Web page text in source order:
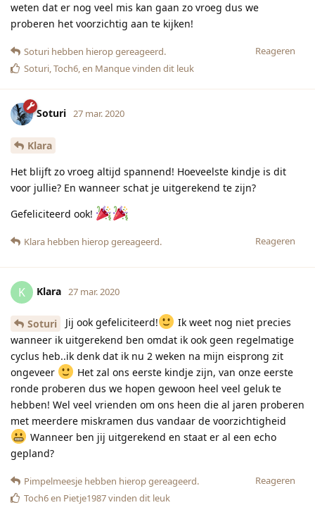
weten dat er nog veel mis kan gaan zo vroeg dus we
proberen het voorzichtig aan te kijken!
Reageren
Soturi hebben hierop gereageerd.
Soturi,Toch6, en Manquevinden dit leuk
Soturi 27 mar. 2020
Klara
Het blijft zo vroeg altijd spannend! Hoeveelste kindje is dit
voor jullie? En wanneer schat je uitgerekend te zijn?
Gefeliciteerd ook!
Reageren
Klara hebben hierop gereageerd.
K Klara 27 mar. 2020
Soturi Jij ook gefeliciteerd!
Ik weet nog niet precies
wanneer ik uitgerekend ben omdat ik ook geen regelmatige
cyclus heb..ik denk dat ik nu 2 weken na mijn eisprong zit
ongeveer
Het zal ons eerste kindje zijn, van onze eerste
ronde proberen dus we hopen gewoon heel veel geluk te
hebben! Wel veel vrienden om ons heen die al jaren proberen
met meerdere miskramen dus vandaar de voorzichtigheid
Wanneer ben jij uitgerekend en staat er al een echo
gepland?
Reageren
Pimpelmeesje hebben hierop gereageerd.
Toch6en Pietje1987vinden dit leuk